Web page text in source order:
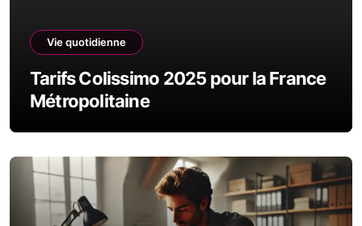
Vie quotidienne
Tarifs Colissimo 2025 pour la France
Métropolitaine